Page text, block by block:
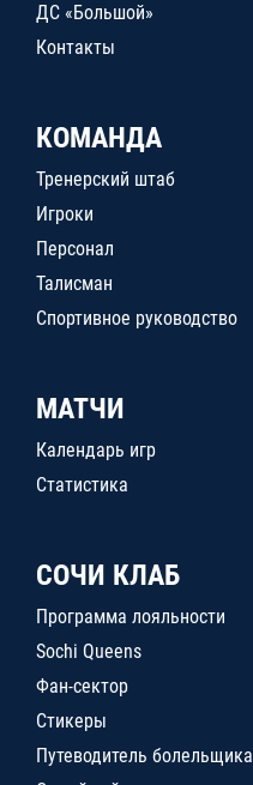
ДС «Большой»
Контакты
КОМАНДА
Тренерский штаб
Игроки
Персонал
Талисман
Спортивное руководство
МАТЧИ
Календарь игр
Статистика
СОЧИ КЛАБ
Программа лояльности
Sochi Queens
Фан-сектор
Стикеры
Путеводитель болельщика